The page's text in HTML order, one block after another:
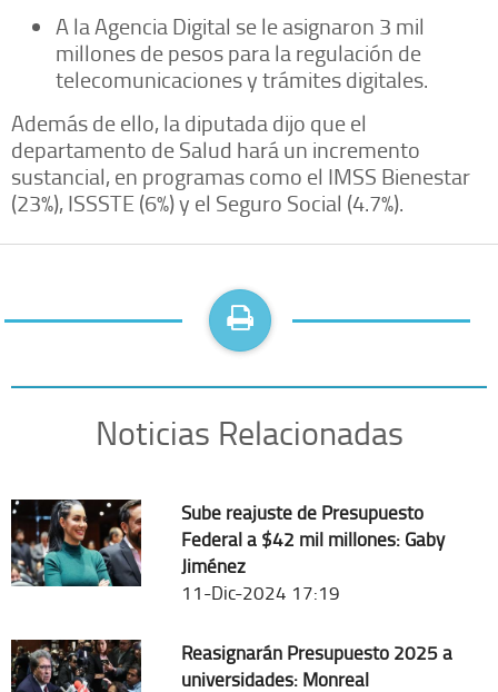
A la Agencia Digital se le asignaron 3 mil
millones de pesos para la regulación de
telecomunicaciones y trámites digitales.
Además de ello, la diputada dijo que el
departamento de Salud hará un incremento
sustancial, en programas como el IMSS Bienestar
(23%), ISSSTE (6%) y el Seguro Social (4.7%).
Noticias Relacionadas
Sube reajuste de Presupuesto
Federal a $42 mil millones: Gaby
Jiménez
11-Dic-2024 17:19
Reasignarán Presupuesto 2025 a
universidades: Monreal